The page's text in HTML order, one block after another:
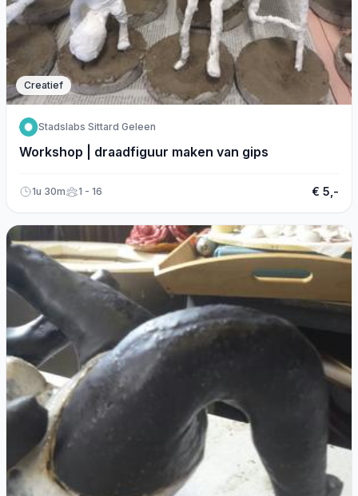
Creatief
Stadslabs Sittard Geleen
Workshop | draadfiguur maken van gips
1u 30m 1 - 16 € 5,-